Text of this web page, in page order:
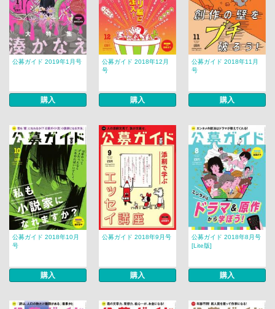
公募ガイド 2019年1月号
購入
公募ガイド 2018年12月
号
購入
公募ガイド 2018年11月
号
購入
公募ガイド 2018年10月
号
購入
公募ガイド 2018年9月号
購入
公募ガイド 2018年8月号
[Lite版]
購入